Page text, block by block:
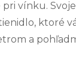
vínku.
ktoré
a